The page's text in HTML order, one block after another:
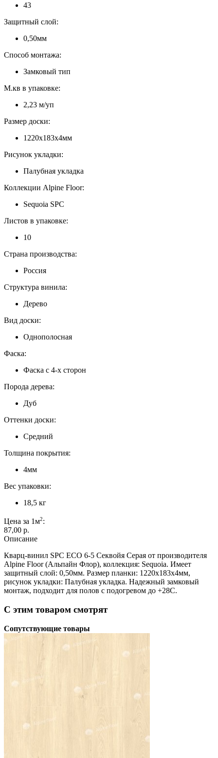
43
Защитный слой:
0,50мм
Способ монтажа:
Замковый тип
М.кв в упаковке:
2,23 м/уп
Размер доски:
1220х183x4мм
Рисунок укладки:
Палубная укладка
Коллекции Alpine Floor:
Sequoia SPC
Листов в упаковке:
10
Страна производства:
Россия
Структура винила:
Дерево
Вид доски:
Однополосная
Фаска:
Фаска с 4-х сторон
Порода дерева:
Дуб
Оттенки доски:
Средний
Толщина покрытия:
4мм
Вес упаковки:
18,5 кг
Цена за 1м2:
87,00 p.
Описание
Кварц-винил SPC ЕСО 6-5 Секвойя Серая от производителя
Alpine Floor (Альпайн Флор), коллекция: Sequoia. Имеет
защитный слой: 0,50мм. Размер планки: 1220х183x4мм,
рисунок укладки: Палубная укладка. Надежный замковый
монтаж, подходит для полов с подогревом до +28С.
С этим товаром смотрят
Сопутствующие товары